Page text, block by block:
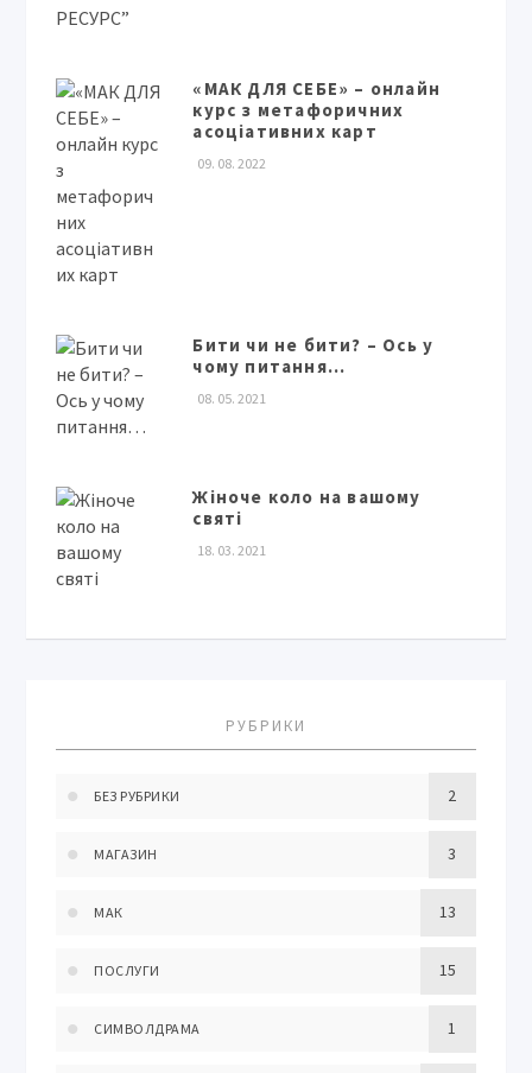
«МАК ДЛЯ СЕБЕ» – онлайн
курс з метафоричних
асоціативних карт
09. 08. 2022
Бити чи не бити? – Ось у
чому питання…
08. 05. 2021
Жіноче коло на вашому
святі
18. 03. 2021
РУБРИКИ
БЕЗ РУБРИКИ 2
МАГАЗИН 3
МАК 13
ПОСЛУГИ 15
СИМВОЛДРАМА 1